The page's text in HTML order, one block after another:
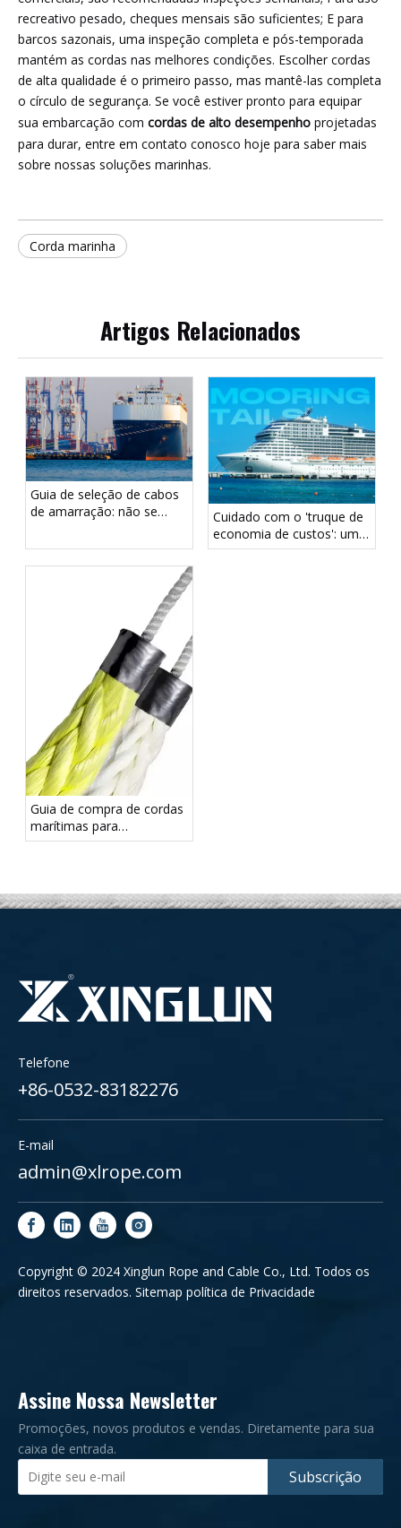
recreativo pesado, cheques mensais são suficientes; E para
barcos sazonais, uma inspeção completa e pós-temporada
mantém as cordas nas melhores condições. Escolher cordas
de alta qualidade é o primeiro passo, mas mantê-las completa
o círculo de segurança. Se você estiver pronto para equipar
sua embarcação com cordas de alto desempenho projetadas
para durar, entre em contato conosco hoje para saber mais
sobre nossas soluções marinhas.
Corda marinha
Artigos Relacionados
Guia de seleção de cabos
de amarração: não se
diâmetro - foco no LDBF
Cuidado com o 'truque de
economia de custos': uma
cauda de amarração mais
Guia de compra de cordas
marítimas para
embarcações comerciais,
Telefone
+86-0532-83182276
E-mail
admin@xlrope.com
Copyright © 2024 Xinglun Rope and Cable Co., Ltd. Todos os
direitos reservados. Sitemap política de Privacidade
Assine Nossa Newsletter
Promoções, novos produtos e vendas. Diretamente para sua
caixa de entrada.
Subscrição